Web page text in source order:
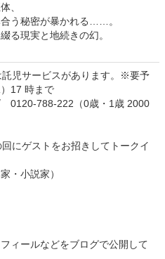
、
う秘密が暴かれる……。
る現実と地続きの幻。
児サービスがあります。※要予
17 時まで
0120-788-222（0歳・1歳 2000
にゲストをお招きしてトークイ
・小説家）
ィールなどをブログで公開して